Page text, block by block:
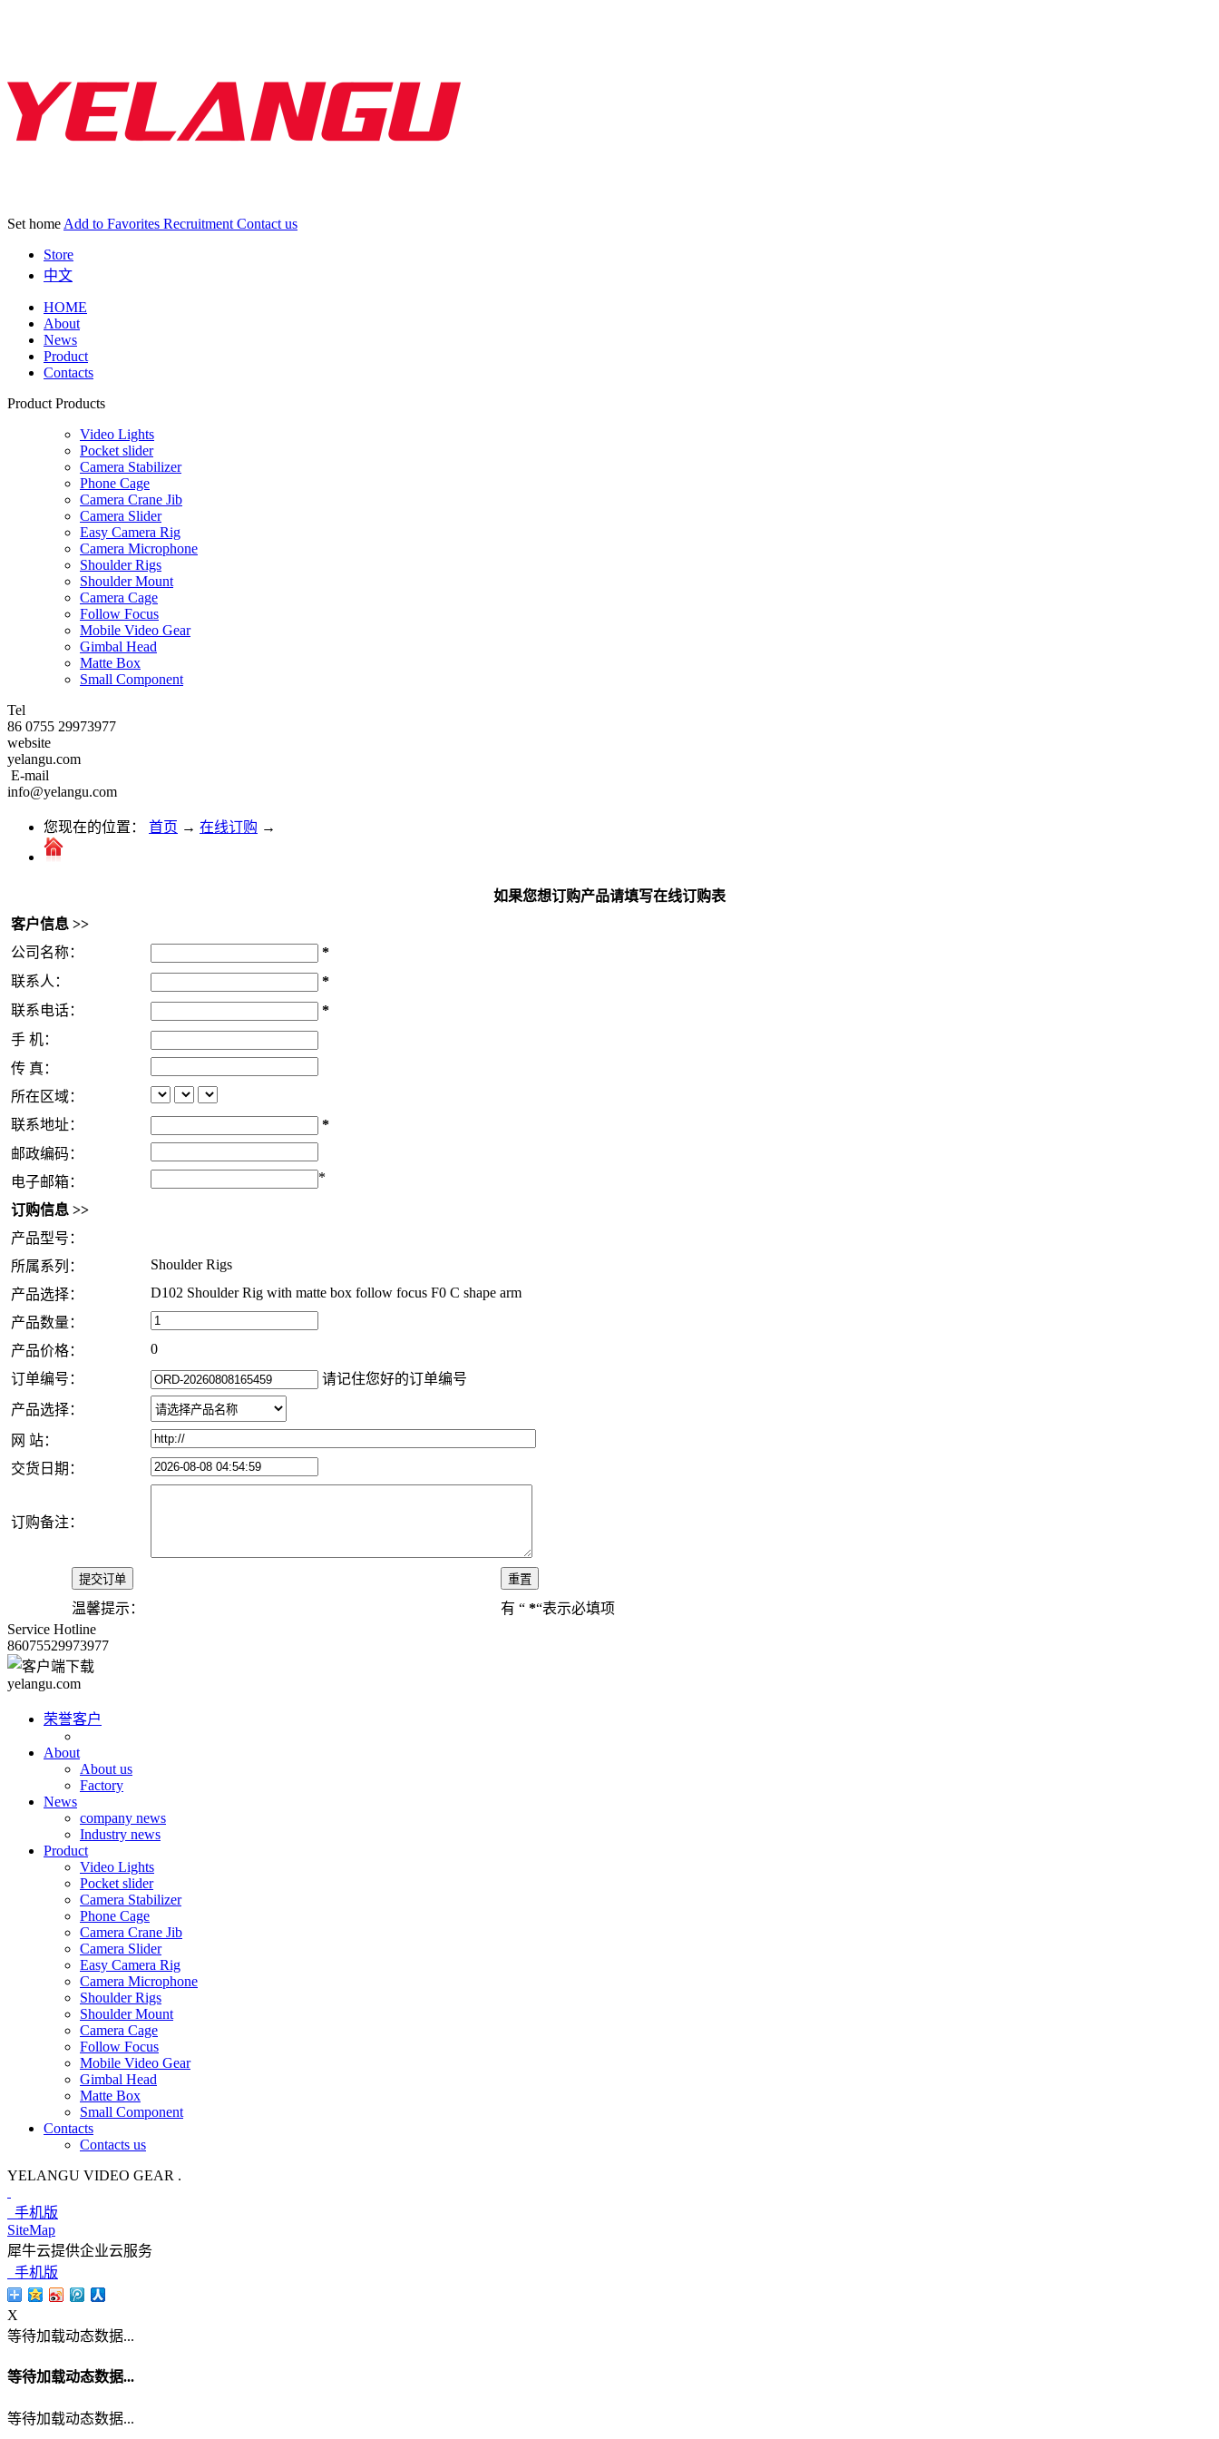
Set home Add to Favorites Recruitment Contact us
Store
中文
HOME
About
News
Product
Contacts
Product Products
Video Lights
Pocket slider
Camera Stabilizer
Phone Cage
Camera Crane Jib
Camera Slider
Easy Camera Rig
Camera Microphone
Shoulder Rigs
Shoulder Mount
Camera Cage
Follow Focus
Mobile Video Gear
Gimbal Head
Matte Box
Small Component
Tel
86 0755 29973977
website
yelangu.com
E-mail
info@yelangu.com
您现在的位置： 首页 → 在线订购 →
如果您想订购产品请填写在线订购表
客户信息 >>
公司名称：
*
联系人：
*
联系电话：
*
手 机：
传 真：
所在区域：
联系地址：
*
邮政编码：
电子邮箱：
*
订购信息 >>
产品型号：
所属系列：
Shoulder Rigs
产品选择：
D102 Shoulder Rig with matte box follow focus F0 C shape arm
产品数量：
产品价格：
0
订单编号：
请记住您好的订单编号
产品选择：
网 站：
交货日期：
订购备注：
温馨提示： 有 “ *“表示必填项
Service Hotline
86075529973977
yelangu.com
荣誉客户
About
About us
Factory
News
company news
Industry news
Product
Video Lights
Pocket slider
Camera Stabilizer
Phone Cage
Camera Crane Jib
Camera Slider
Easy Camera Rig
Camera Microphone
Shoulder Rigs
Shoulder Mount
Camera Cage
Follow Focus
Mobile Video Gear
Gimbal Head
Matte Box
Small Component
Contacts
Contacts us
YELANGU VIDEO GEAR .
手机版
SiteMap
犀牛云提供企业云服务
手机版
X
等待加载动态数据...
等待加载动态数据...
等待加载动态数据...